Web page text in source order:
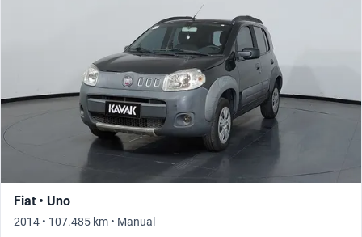
Fiat • Uno
2014 • 107.485 km • Manual